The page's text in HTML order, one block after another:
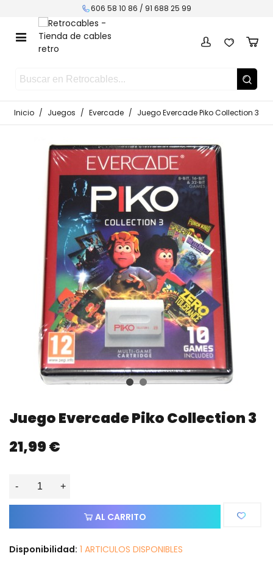
606 58 10 86 / 91 688 25 99
Inicio / Juegos / Evercade / Juego Evercade Piko Collection 3
Juego Evercade Piko Collection 3
21,99 €
- +
AL CARRITO
Disponibilidad: 1 ARTICULOS DISPONIBLES